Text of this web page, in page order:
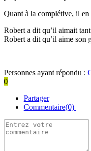
Quant à la complétive, il en
Robert a dit qu’il aimait tant
Robert a dit qu’il aime son
Personnes ayant répondu :
0
Partager
Commentaire(0)